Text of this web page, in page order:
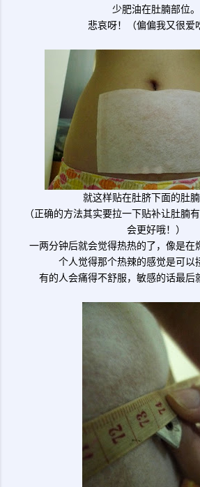
少肥油在肚腩部位。
悲哀呀！（偏偏我又很爱
就这样贴在肚脐下面的肚腩
（正确的方法其实要拉一下贴补让肚腩
会更好哦！）
一两分钟后就会觉得热热的了，像是在
个人觉得那个热辣的感觉是可以
有的人会痛得不舒服，敏感的话最后